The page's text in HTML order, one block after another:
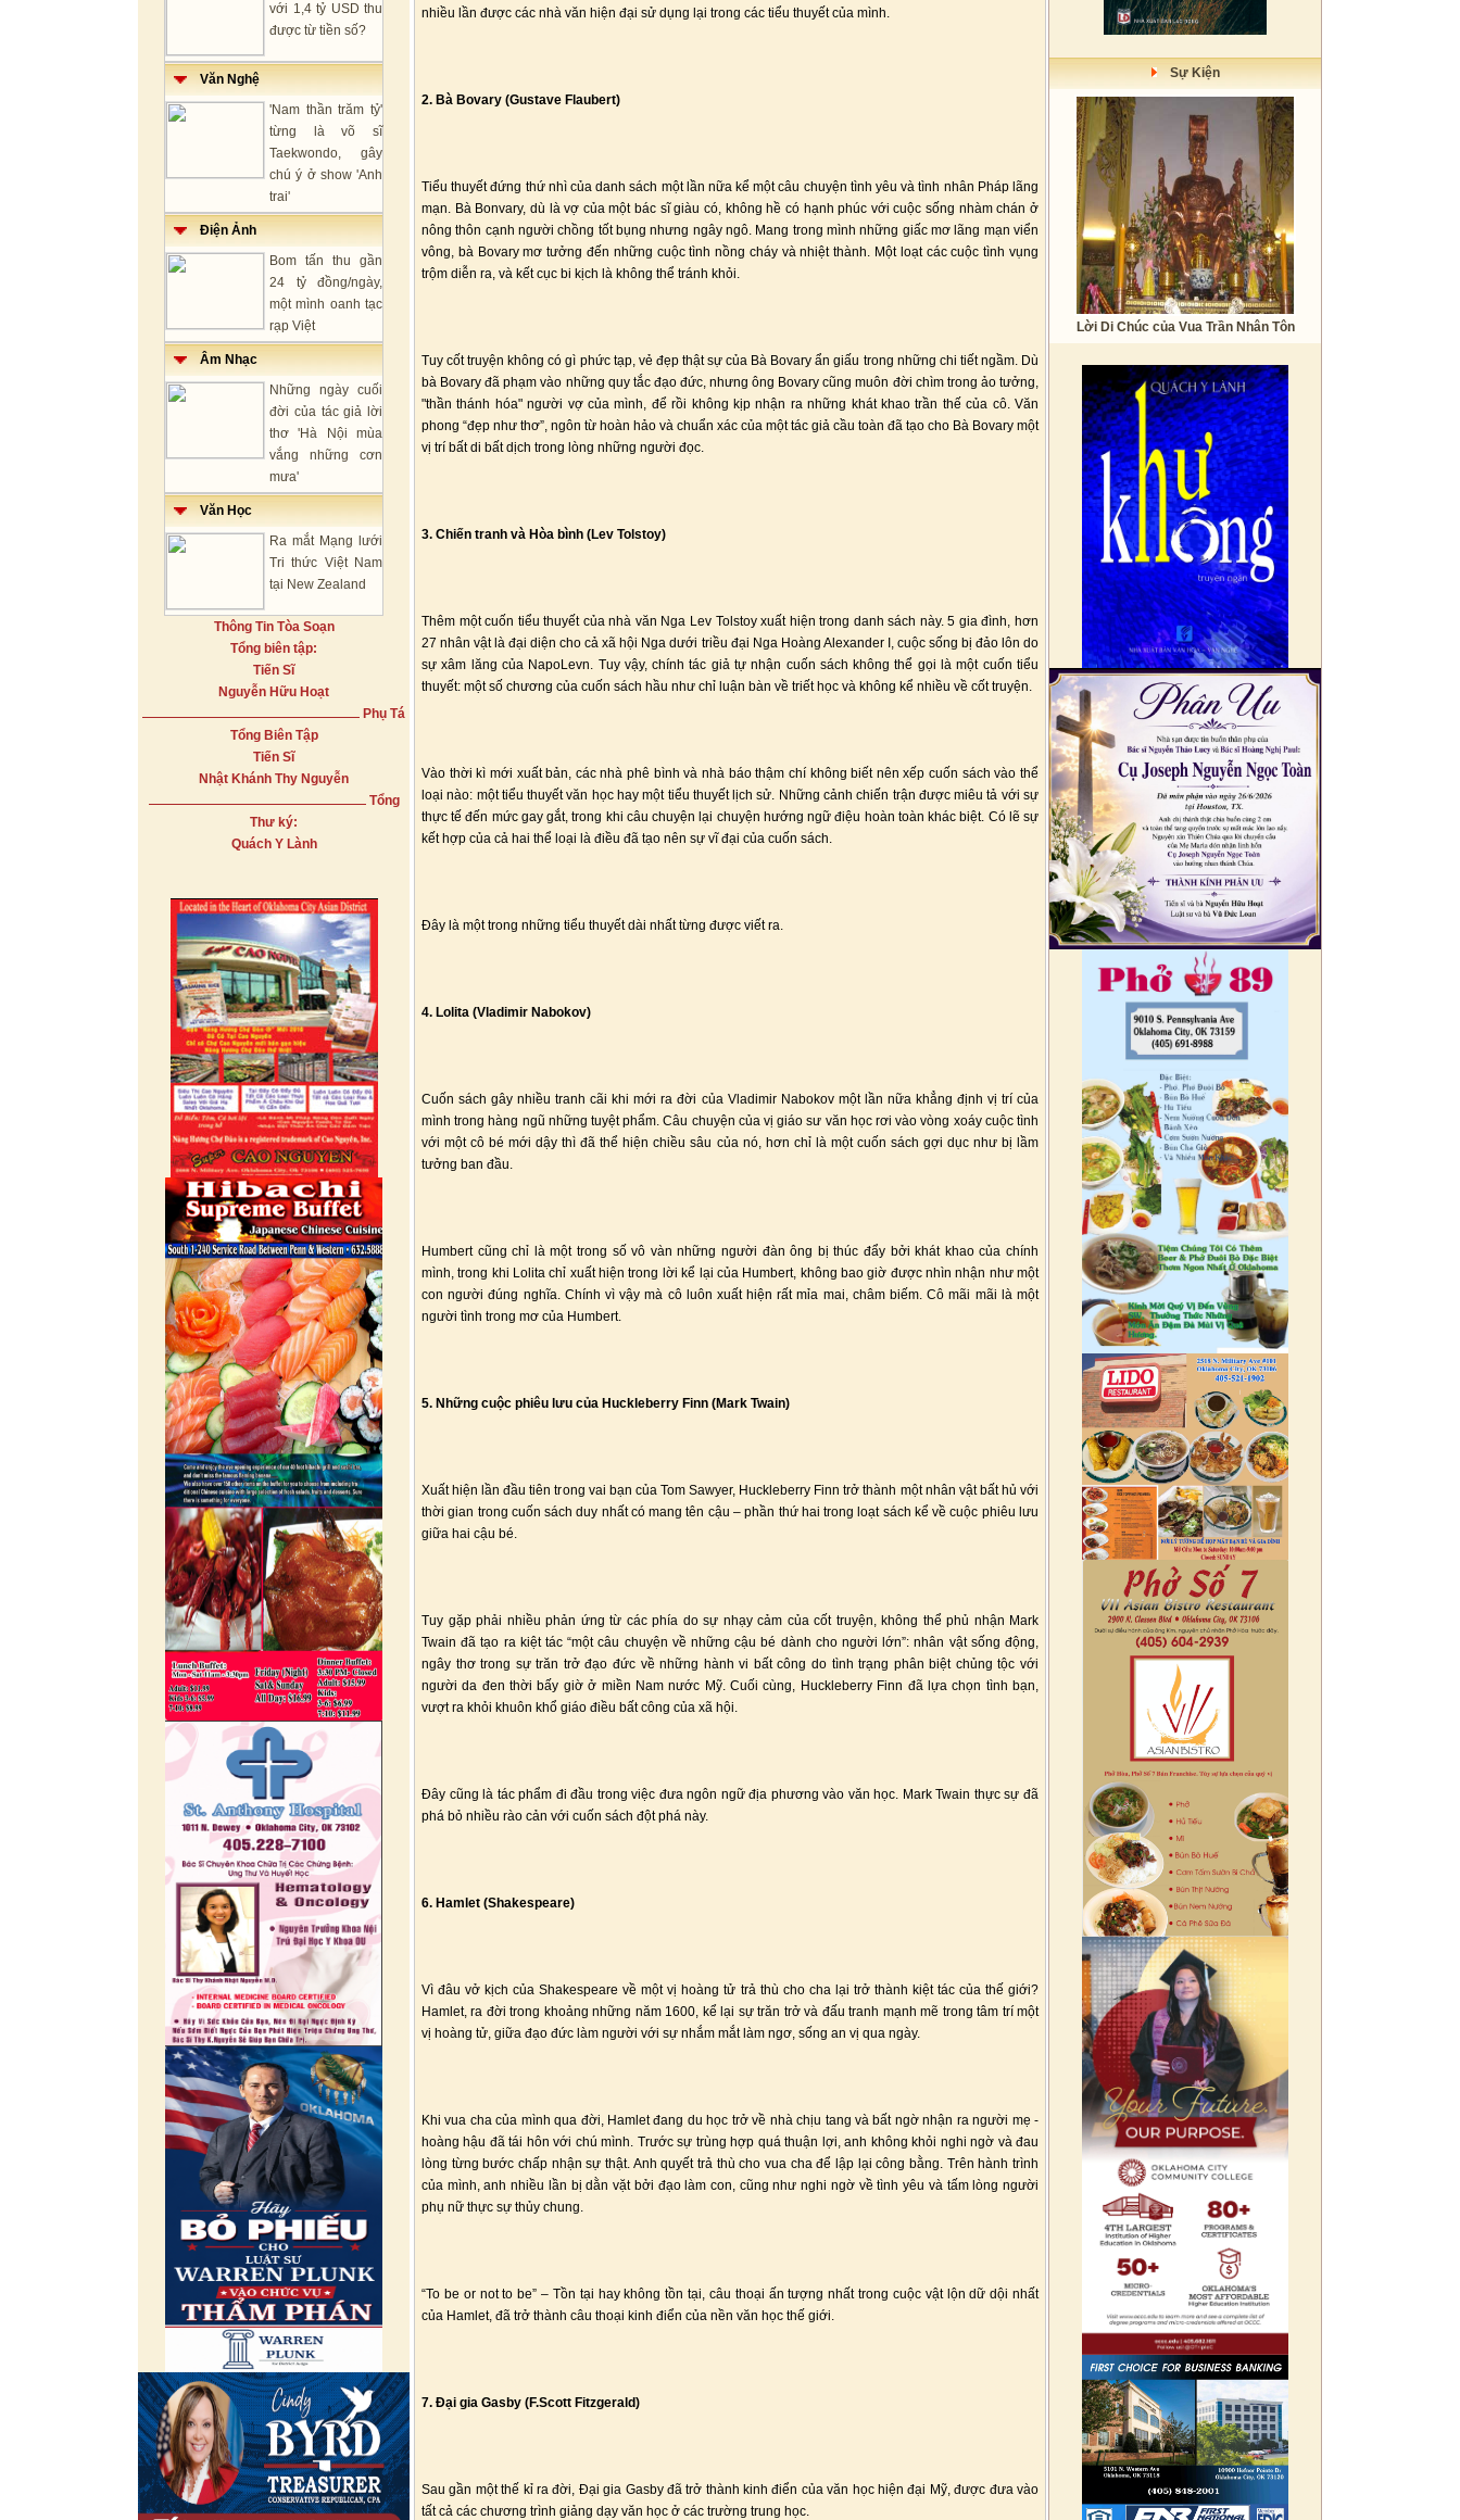
với 1,4 tỷ USD thu
được từ tiền số?
Văn Nghệ
'Nam thần trăm tỷ'
từng là võ sĩ
Taekwondo, gây
chú ý ở show 'Anh
trai'
Điện Ảnh
Bom tấn thu gần
24 tỷ đồng/ngày,
một mình oanh tạc
rạp Việt
Âm Nhạc
Những ngày cuối
đời của tác giả lời
thơ 'Hà Nội mùa
vắng những cơn
mưa'
Văn Học
Ra mắt Mạng lưới
Tri thức Việt Nam
tại New Zealand
Thông Tin Tòa Soạn
Tổng biên tập:
Tiến Sĩ
Nguyễn Hữu Hoạt
Phụ Tá
Tổng Biên Tập
Tiến Sĩ
Nhật Khánh Thy Nguyễn
Tổng
Thư ký:
Quách Y Lành
nhiều lần được các nhà văn hiện đại sử dụng lại trong các tiểu thuyết của mình.
2. Bà Bovary (Gustave Flaubert)
Tiểu thuyết đứng thứ nhì của danh sách một lần nữa kể một câu chuyện tình yêu và tình nhân Pháp lãng
mạn. Bà Bonvary, dù là vợ của một bác sĩ giàu có, không hề có hạnh phúc với cuộc sống nhàm chán ở
nông thôn cạnh người chồng tốt bụng nhưng ngây ngô. Mang trong mình những giấc mơ lãng mạn viển
vông, bà Bovary mơ tưởng đến những cuộc tình nồng cháy và nhiệt thành. Một loạt các cuộc tình vụng
trộm diễn ra, và kết cục bi kịch là không thể tránh khỏi.
Tuy cốt truyện không có gì phức tạp, vẻ đẹp thật sự của Bà Bovary ẩn giấu trong những chi tiết ngầm. Dù
bà Bovary đã phạm vào những quy tắc đạo đức, nhưng ông Bovary cũng muôn đời chìm trong ảo tưởng,
"thần thánh hóa" người vợ của mình, để rồi không kịp nhận ra những khát khao trần thế của cô. Văn
phong “đẹp như thơ”, ngôn từ hoàn hảo và chuẩn xác của một tác giả cầu toàn đã tạo cho Bà Bovary một
vị trí bất di bất dịch trong lòng những người đọc.
3. Chiến tranh và Hòa bình (Lev Tolstoy)
Thêm một cuốn tiểu thuyết của nhà văn Nga Lev Tolstoy xuất hiện trong danh sách này. 5 gia đình, hơn
27 nhân vật là đại diện cho cả xã hội Nga dưới triều đại Nga Hoàng Alexander I, cuộc sống bị đảo lôn do
sự xâm lăng của NapoLevn. Tuy vậy, chính tác giả tự nhận cuốn sách không thể gọi là một cuốn tiểu
thuyết: một số chương của cuốn sách hầu như chỉ luận bàn về triết học và không kể nhiều về cốt truyện.
Vào thời kì mới xuất bản, các nhà phê bình và nhà báo thậm chí không biết nên xếp cuốn sách vào thể
loại nào: một tiểu thuyết văn học hay một tiểu thuyết lịch sử. Những cảnh chiến trận được miêu tả với sự
thực tế đến mức gay gắt, trong khi câu chuyện lại chuyện hướng ngữ điệu hoàn toàn khác biệt. Có lẽ sự
kết hợp của cả hai thể loại là điều đã tạo nên sự vĩ đại của cuốn sách.
Đây là một trong những tiểu thuyết dài nhất từng được viết ra.
4. Lolita (Vladimir Nabokov)
Cuốn sách gây nhiều tranh cãi khi mới ra đời của Vladimir Nabokov một lần nữa khẳng định vị trí của
mình trong hàng ngũ những tuyệt phẩm. Câu chuyện của vị giáo sư văn học rơi vào vòng xoáy cuộc tình
với một cô bé mới dậy thì đã thể hiện chiều sâu của nó, hơn chỉ là một cuốn sách gợi dục như bị lầm
tưởng ban đầu.
Humbert cũng chỉ là một trong số vô vàn những người đàn ông bị thúc đẩy bởi khát khao của chính
mình, trong khi Lolita chỉ xuất hiện trong lời kể lại của Humbert, không bao giờ được nhìn nhận như một
con người đúng nghĩa. Chính vì vậy mà cô luôn xuất hiện rất mỉa mai, châm biếm. Cô mãi mãi là một
người tình trong mơ của Humbert.
5. Những cuộc phiêu lưu của Huckleberry Finn (Mark Twain)
Xuất hiện lần đầu tiên trong vai bạn của Tom Sawyer, Huckleberry Finn trở thành một nhân vật bất hủ với
thời gian trong cuốn sách duy nhất có mang tên cậu – phần thứ hai trong loạt sách kể về cuộc phiêu lưu
giữa hai cậu bé.
Tuy gặp phải nhiều phản ứng từ các phía do sự nhạy cảm của cốt truyện, không thể phủ nhận Mark
Twain đã tạo ra kiệt tác “một câu chuyện về những cậu bé dành cho người lớn”: nhân vật sống động,
ngây thơ trong sự trăn trở đạo đức về những hành vi bất công do tình trạng phân biệt chủng tộc với
người da đen thời bấy giờ ở miền Nam nước Mỹ. Cuối cùng, Huckleberry Finn đã lựa chọn tình bạn,
vượt ra khỏi khuôn khổ giáo điều bất công của xã hội.
Đây cũng là tác phẩm đi đầu trong việc đưa ngôn ngữ địa phương vào văn học. Mark Twain thực sự đã
phá bỏ nhiều rào cản với cuốn sách đột phá này.
6. Hamlet (Shakespeare)
Vì đâu vở kịch của Shakespeare về một vị hoàng tử trả thù cho cha lại trở thành kiệt tác của thế giới?
Hamlet, ra đời trong khoảng những năm 1600, kể lại sự trăn trở và đấu tranh mạnh mẽ trong tâm trí một
vị hoàng tử, giữa đạo đức làm người với sự nhắm mắt làm ngơ, sống an vị qua ngày.
Khi vua cha của mình qua đời, Hamlet đang du học trở về nhà chịu tang và bất ngờ nhận ra người mẹ -
hoàng hậu đã tái hôn với chú mình. Trước sự trùng hợp quá thuận lợi, anh không khỏi nghi ngờ và đau
lòng từng bước chấp nhận sự thật. Anh quyết trả thù cho vua cha để lập lại công bằng. Trên hành trình
của mình, anh nhiều lần bị dằn vặt bởi đạo làm con, cũng như nghi ngờ về tình yêu và tấm lòng người
phụ nữ thực sự thủy chung.
“To be or not to be” – Tồn tại hay không tồn tại, câu thoại ấn tượng nhất trong cuộc vật lộn dữ dội nhất
của Hamlet, đã trở thành câu thoại kinh điển của nền văn học thế giới.
7. Đại gia Gasby (F.Scott Fitzgerald)
Sau gần một thế kỉ ra đời, Đại gia Gasby đã trở thành kinh điển của văn học hiện đại Mỹ, được đưa vào
tất cả các chương trình giảng dạy văn học ở các trường trung học.
Sự Kiện
Lời Di Chúc của Vua Trần Nhân Tôn